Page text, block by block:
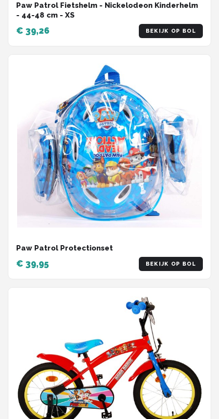
Paw Patrol Fietshelm - Nickelodeon Kinderhelm
- 44-48 cm - XS
€ 39,26 BEKIJK OP BOL
Paw Patrol Protectionset
€ 39,95 BEKIJK OP BOL